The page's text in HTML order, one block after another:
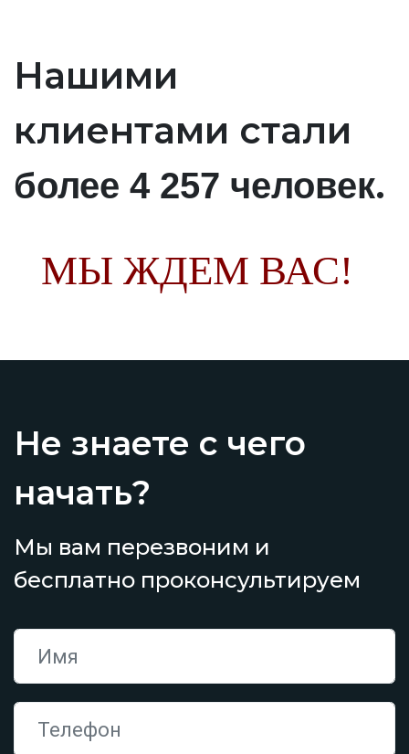
Нашими
клиентами стали
более 4 257 человек.
МЫ ЖДЕМ ВАС!
Не знаете с чего
начать?
Мы вам перезвоним и
бесплатно проконсультируем